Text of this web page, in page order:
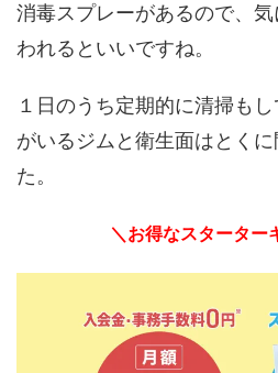
消毒スプレーがあるので、
われるといいですね。
１日のうち定期的に清掃も
がいるジムと衛生面はとく
た。
＼お得なスターター